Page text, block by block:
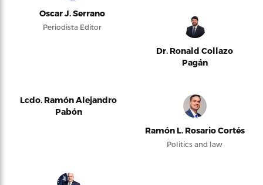
Oscar J. Serrano
Periodista Editor
Dr. Ronald Collazo
Pagán
Lcdo. Ramón Alejandro
Pabón
Ramón L. Rosario Cortés
Politics and law